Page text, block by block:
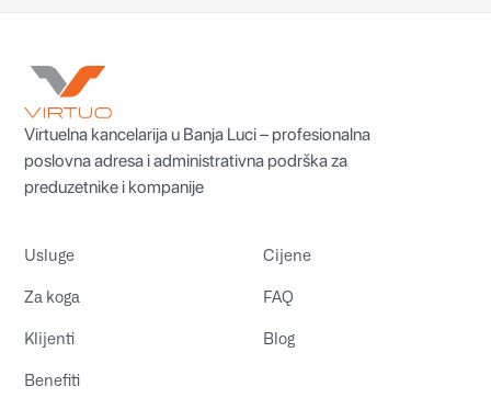
Virtuelna kancelarija u Banja Luci – profesionalna
poslovna adresa i administrativna podrška za
preduzetnike i kompanije
Usluge
Za koga
Klijenti
Benefiti
Cijene
FAQ
Blog